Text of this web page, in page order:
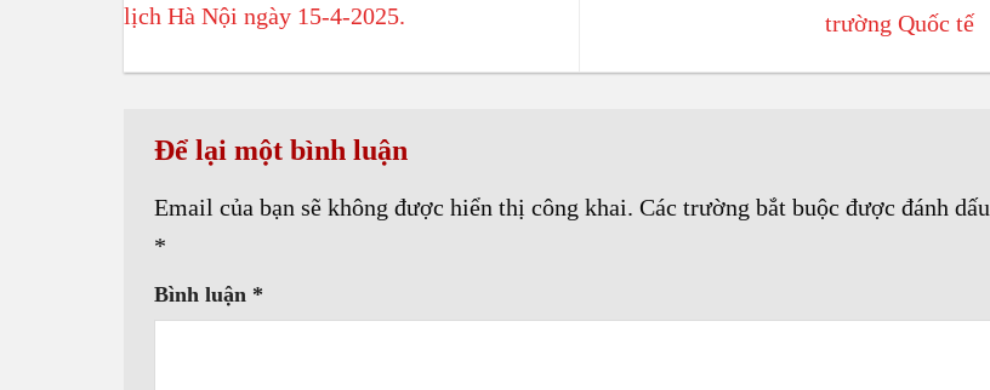
lịch Hà Nội ngày 15-4-2025.
trường Quốc tế
Để lại một bình luận
Email của bạn sẽ không được hiển thị công khai. Các trường bắt buộc được đánh dấu
*
Bình luận *